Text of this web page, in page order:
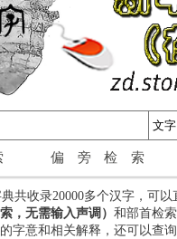
偏旁检索
共收录20000多个汉字，可
，无需输入声调） 和部首检
字意和相关解释，还可以查